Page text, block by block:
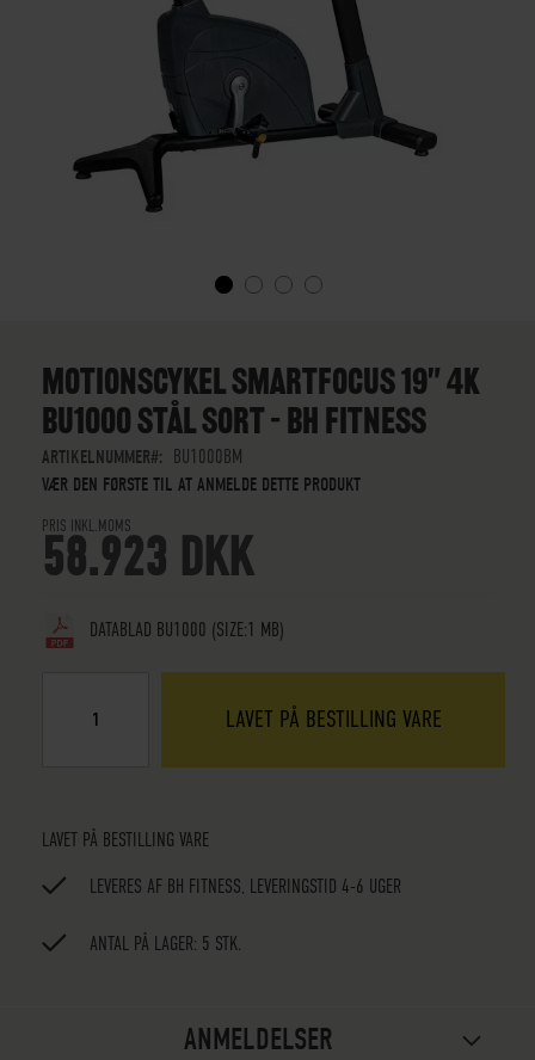
BILLEDGALLERIET
MOTIONSCYKEL SMARTFOCUS 19" 4K
BU1000 STÅL SORT – BH FITNESS
ARTIKELNUMMER
BU1000BM
VÆR DEN FØRSTE TIL AT ANMELDE DETTE PRODUKT
PRIS INKL.MOMS
58.923 DKK
DATABLAD BU1000 (SIZE:1 MB)
LAVET PÅ BESTILLING VARE
LAVET PÅ BESTILLING VARE
LEVERES AF BH FITNESS, LEVERINGSTID 4-6 UGER
ANTAL PÅ LAGER: 5 STK.
ANMELDELSER